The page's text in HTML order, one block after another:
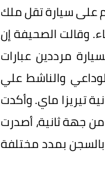
على سيارة تقل ملك
وقالت الصحيفة إن
مرددين عبارات
والناشط علي
تيريزا ماي. وأكدت
جهة ثانية، أصدرت
في مملكة البحرين أمس حكما على 15 متهما بالسجن بمدد مختلفة